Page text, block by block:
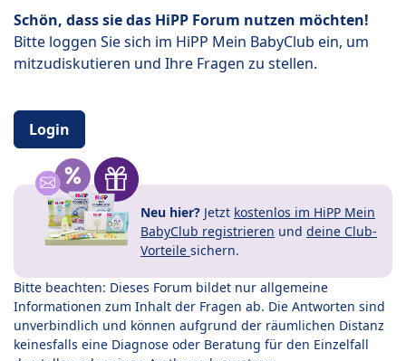
Schön, dass sie das HiPP Forum nutzen möchten!
Bitte loggen Sie sich im HiPP Mein BabyClub ein, um
mitzudiskutieren und Ihre Fragen zu stellen.
Login
Neu hier? Jetzt kostenlos im HiPP Mein
BabyClub registrieren und deine Club-
Vorteile sichern.
Bitte beachten: Dieses Forum bildet nur allgemeine
Informationen zum Inhalt der Fragen ab. Die Antworten sind
unverbindlich und können aufgrund der räumlichen Distanz
keinesfalls eine Diagnose oder Beratung für den Einzelfall